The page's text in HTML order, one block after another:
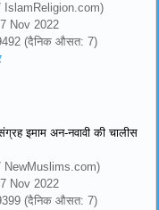
IslamReligion.com)
Nov 2022
9492 (दैनिक औसत: 7)
इमाम अन-नवावी की चालीस
NewMuslims.com)
Nov 2022
9399 (दैनिक औसत: 7)